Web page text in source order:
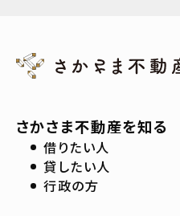
さかさま不動産を知る
借りたい人
貸したい人
行政の方